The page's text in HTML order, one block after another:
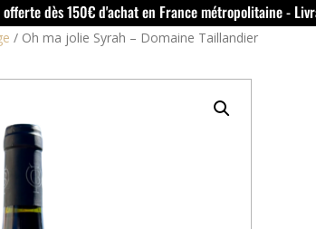
offerte dès 150€ d'achat en France métropolitaine -
/ Oh ma jolie Syrah – Domaine Taillandier